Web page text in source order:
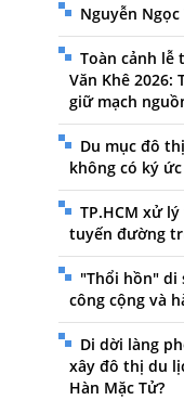
Nguyễn
Toàn cảnh lễ
Văn Khê
giữ mạch
Du mục đô
không có ký ức
TP.HCM xử
tuyến đường
"Thổi hồn" di
công cộng và
Di dời làng
xây đô thị du
Hàn Mặc Tử?